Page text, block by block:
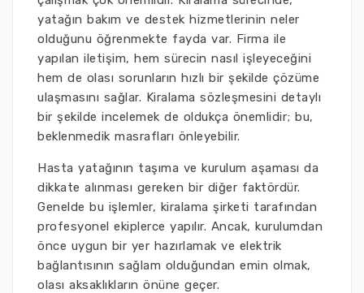
yatağın bakım ve destek hizmetlerinin neler
olduğunu öğrenmekte fayda var. Firma ile
yapılan iletişim, hem sürecin nasıl işleyeceğini
hem de olası sorunların hızlı bir şekilde çözüme
ulaşmasını sağlar. Kiralama sözleşmesini detaylı
bir şekilde incelemek de oldukça önemlidir; bu,
beklenmedik masrafları önleyebilir.
Hasta yatağının taşıma ve kurulum aşaması da
dikkate alınması gereken bir diğer faktördür.
Genelde bu işlemler, kiralama şirketi tarafından
profesyonel ekiplerce yapılır. Ancak, kurulumdan
önce uygun bir yer hazırlamak ve elektrik
bağlantısının sağlam olduğundan emin olmak,
olası aksaklıkların önüne geçer.